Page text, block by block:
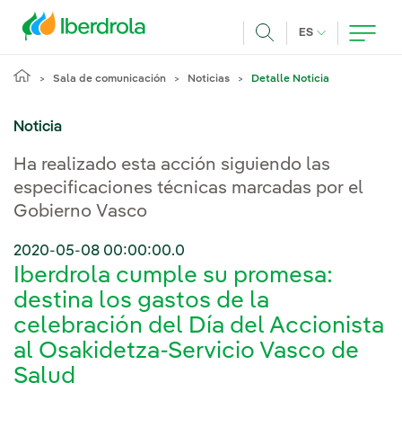
ES IDIOMA
Sala de comunicación Noticias Detalle Noticia
Noticia
Ha realizado esta acción siguiendo las
especificaciones técnicas marcadas por el
Gobierno Vasco
2020-05-08 00:00:00.0
Iberdrola cumple su promesa:
destina los gastos de la
celebración del Día del Accionista
al Osakidetza-Servicio Vasco de
Salud